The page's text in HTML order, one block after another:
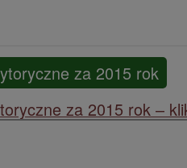
za 2015 rok
za 2015 rok –